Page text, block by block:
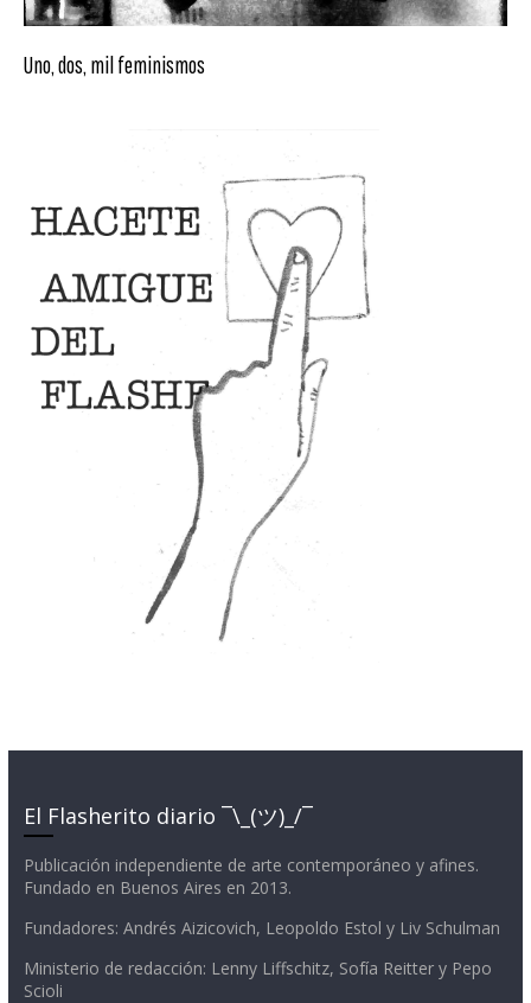
Uno, dos, mil feminismos
El Flasherito diario ¯\_(ツ)_/¯
Publicación independiente de arte contemporáneo y afines.
Fundado en Buenos Aires en 2013.
Fundadores: Andrés Aizicovich, Leopoldo Estol y Liv Schulman
Ministerio de redacción: Lenny Liffschitz, Sofía Reitter y Pepo
Scioli